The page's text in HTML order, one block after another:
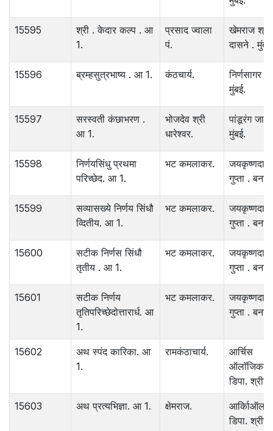
15595
श्री . केदार कल्प . आ
1.
प्रसाद ज्वाला
पं.
खेमराज
दासने . मुंबई.
15596 ब्रम्हसुत्रभाष्य . आ 1. कंठचार्य.
निर्णसागर
मुंबई.
15597
सरस्वती कंछाभरण .
आ 1.
भोजदेव श्री
धारेश्‍वर.
पांडूरंग
मुंबई.
15598
निर्णयसिंधु प्रथमा
परिच्छेद. आ 1.
भट कमलाकर.
गुप्ता .
15599
सव्यासख्ये निर्णय सिंधौ
व्दितीय. आ 1.
भट कमलाकर.
गुप्ता .
15600
सटीक निर्णस सिंधौ
तृतीय . आ 1.
भट कमलाकर.
गुप्ता .
15601
सटीक निर्णय
तृतिपरिच्छेदोत्तारार्ध. आ
1.
भट कमलाकर.
गुप्ता .
15602
अथ स्पंद कारिका. आ
1.
रामकंठाचार्य.
आर्चिस
ऑलॉजिकल
डिपा.
15603 अथ प्रत्यभिज्ञा. आ 1. क्षेमराज.
डिपा.